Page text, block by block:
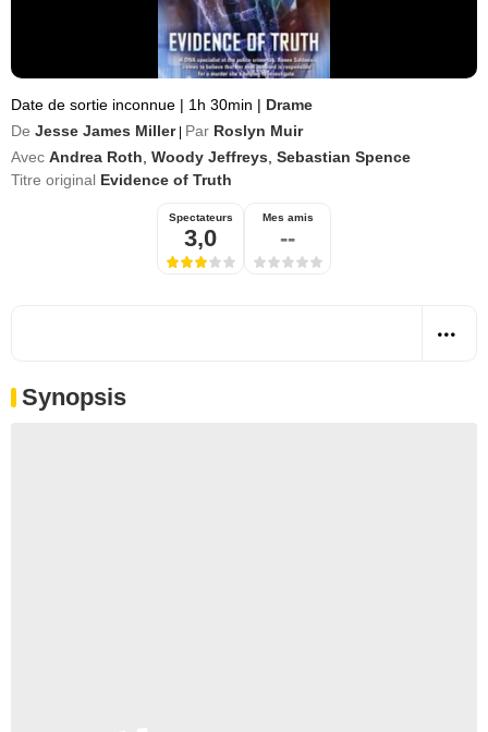
Date de sortie inconnue | 1h 30min | Drame
De Jesse James Miller Par Roslyn Muir
Avec Andrea Roth Woody Jeffreys Sebastian Spence
Titre original Evidence of Truth
Spectateurs
3,0
Mes amis
--
Synopsis